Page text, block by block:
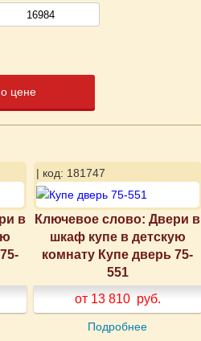
цене
в
| код: 181747
Ключевое слово: Двери в
шкаф купе в детскую
комнату Купе дверь 75-
551
от 13 810 руб.
Подробнее